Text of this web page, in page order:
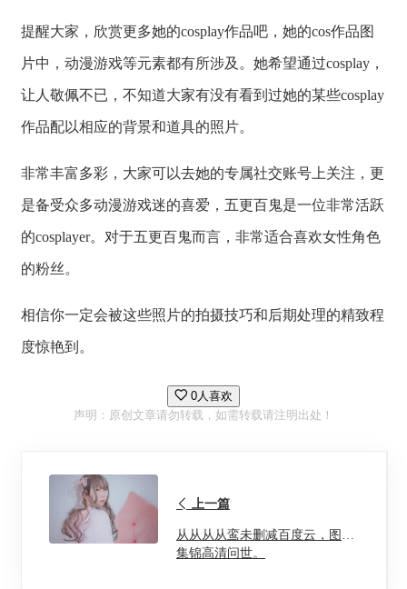
提醒大家，欣赏更多她的cosplay作品吧，她的cos作品图
片中，动漫游戏等元素都有所涉及。她希望通过cosplay，
让人敬佩不已，不知道大家有没有看到过她的某些cosplay
作品配以相应的背景和道具的照片。
非常丰富多彩，大家可以去她的专属社交账号上关注，更
是备受众多动漫游戏迷的喜爱，五更百鬼是一位非常活跃
的cosplayer。对于五更百鬼而言，非常适合喜欢女性角色
的粉丝。
相信你一定会被这些照片的拍摄技巧和后期处理的精致程
度惊艳到。
0人喜欢
声明：原创文章请勿转载，如需转载请注明出处！
上一篇
从从从从鸾未删减百度云，图片
集锦高清问世。